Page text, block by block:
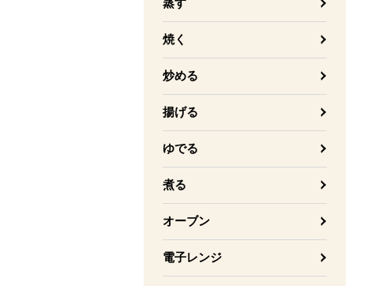
蒸す
焼く
炒める
揚げる
ゆでる
煮る
オーブン
電子レンジ